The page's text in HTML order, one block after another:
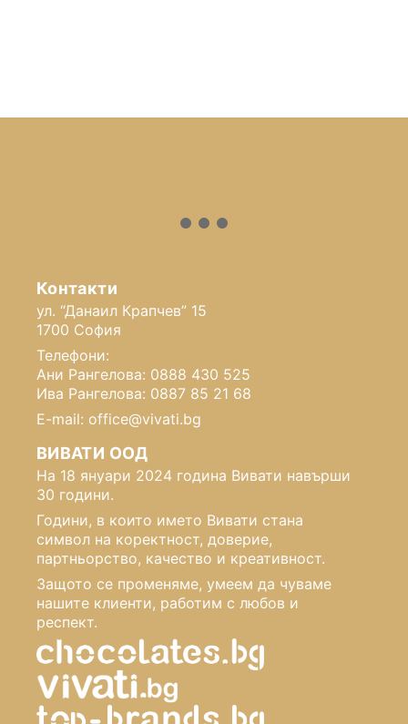
Контакти
ул. “Данаил Крапчев” 15
1700 София
Телефони:
Ани Рангелова: 0888 430 525
Ива Рангелова: 0887 85 21 68
E-mail: office@vivati.bg
ВИВАТИ ООД
На 18 януари 2024 година Вивати навърши
30 години.
Години, в които името Вивати стана
символ на коректност, доверие,
партньорство, качество и креативност.
Защото се променяме, умеем да чуваме
нашите клиенти, работим с любов и
респект.